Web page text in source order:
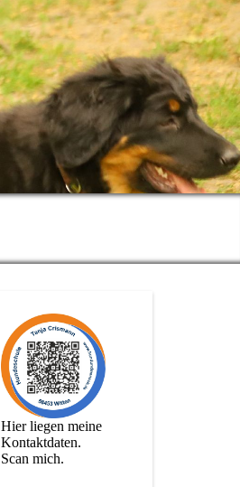
Hier liegen meine
Kontaktdaten.
Scan mich.